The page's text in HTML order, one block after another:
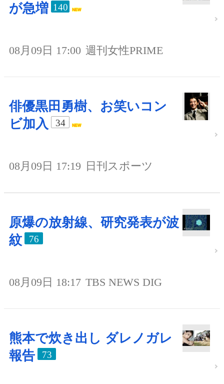
が急増 140
08月09日 17:00 週刊女性PRIME
俳優黒田勇樹、お笑いコン
ビ加入
34
08月09日 17:19 日刊スポーツ
原爆の放射線、研究発表が波
紋
76
08月09日 18:17 TBS NEWS DIG
熊本で炊き出し ダレノガレ
報告
73